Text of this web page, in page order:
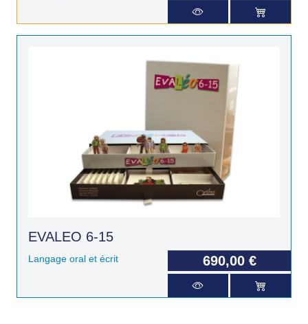
EVALEO 6-15
Langage oral et écrit 690,00 €